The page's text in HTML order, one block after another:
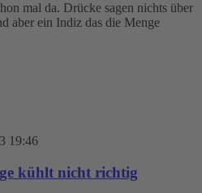
mal da. Drücke sagen nichts über
aber ein Indiz das die Menge
19:46
kühlt nicht richtig